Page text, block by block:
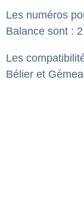
Les numéros
Balance sont :
Les
Bélier et